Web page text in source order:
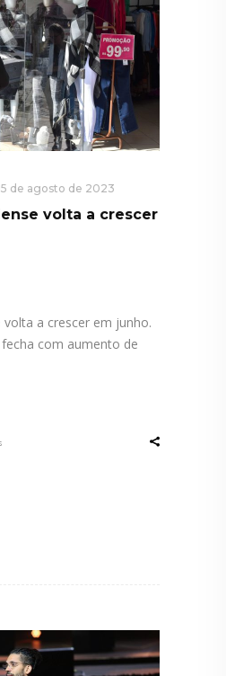
de agosto de 2023
volta a crescer
volta a crescer em junho.
com aumento de